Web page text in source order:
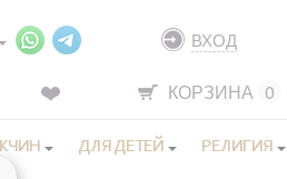
ВХОД
КОРЗИНА 0
ДЛЯ ДЕТЕЙ РЕЛИГИЯ